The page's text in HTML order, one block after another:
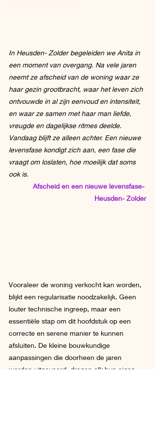
In Heusden- Zolder begeleiden we Anita in
een moment van overgang. Na vele jaren
neemt ze afscheid van de woning waar ze
haar gezin grootbracht, waar het leven zich
ontvouwde in al zijn eenvoud en intensiteit,
en waar ze samen met haar man liefde,
vreugde en dagelijkse ritmes deelde.
Vandaag blijft ze alleen achter. Een nieuwe
levensfase kondigt zich aan, een fase die
vraagt om loslaten, hoe moeilijk dat soms
ook is.
Afscheid en een nieuwe levensfase-
Heusden- Zolder
Vooraleer de woning verkocht kan worden,
blijkt een regularisatie noodzakelijk. Geen
louter technische ingreep, maar een
essentiële stap om dit hoofdstuk op een
correcte en serene manier te kunnen
afsluiten. De kleine bouwkundige
aanpassingen die doorheen de jaren
werden uitgevoerd, dragen elk hun eigen